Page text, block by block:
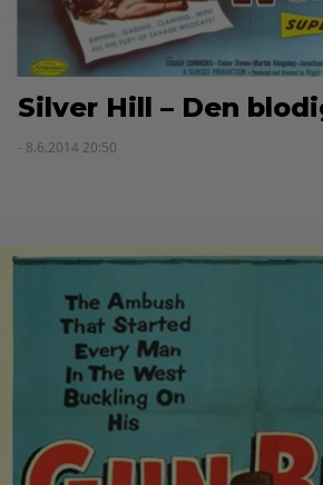
Silver Hill – Den
- 8.6.2014 20:50